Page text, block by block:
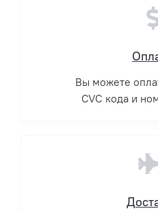
Вы можете
CVC кода и